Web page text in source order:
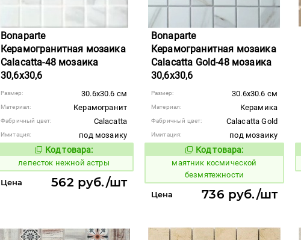
Bonaparte
Керамогранитная мозаика
Calacatta-48 мозаика
30,6x30,6
Размер: 30.6x30.6 см
Материал: Керамогранит
Фабричный цвет: Calacatta
Имитация:
под мозаику
Код товара:
867456 Код товара:
лепесток нежной астры
Цена 562 руб./шт
Bonaparte
Керамогранитная мозаика
Calacatta Gold-48 мозаика
30,6x30,6
Размер: 30.6x30.6 см
Материал: Керамика
Фабричный цвет: Calacatta Gold
Имитация:
под мозаику
Код товара:
926754 Код товара:
маятник космической
безмятежности
Цена 736 руб./шт